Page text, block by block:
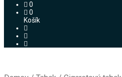
0
0
Košík